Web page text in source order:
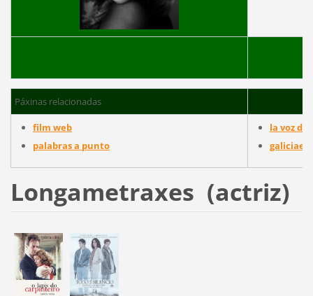
Páxinas relacionadas
film web
palabras a punto
la voz de
galiciae
Longametraxes (actriz)